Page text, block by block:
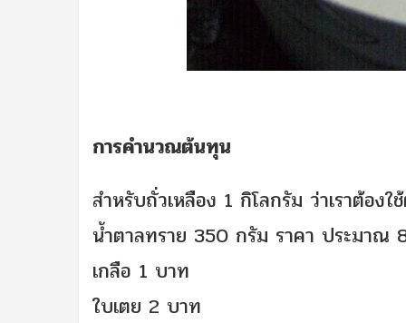
การคำนวณต้นทุน
สำหรับถั่วเหลือง 1 กิโลกรัม ว่าเราต้องใ
น้ำตาลทราย 350 กรัม ราคา ประมาณ
เกลือ 1 บาท
ใบเตย 2 บาท